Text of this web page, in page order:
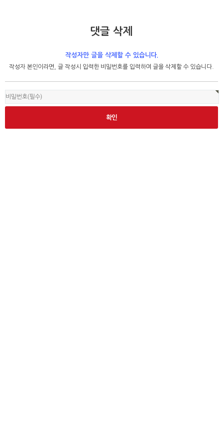
댓글 삭제
작성자만 글을 삭제할 수 있습니다.
작성자 본인이라면, 글 작성시 입력한 비밀번호를 입력하여 글을 삭제할 수 있습니다.